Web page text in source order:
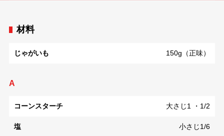
材料
じゃがいも 150g（正味）
A
コーンスターチ 大さじ1 ・1/2
塩 小さじ1/6